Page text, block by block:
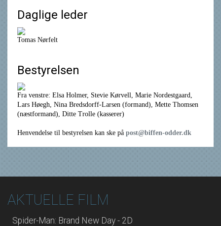
Daglige leder
Tomas Nørfelt
Bestyrelsen
Fra venstre: Elsa Holmer, Stevie Kørvell, Marie Nordestgaard,
Lars Høegh, Nina Bredsdorff-Larsen (formand), Mette Thomsen
(næstformand), Ditte Trolle (kasserer)
Henvendelse til bestyrelsen kan ske på post@biffen-odder.dk
AKTUELLE FILM
Spider-Man: Brand New Day - 2D